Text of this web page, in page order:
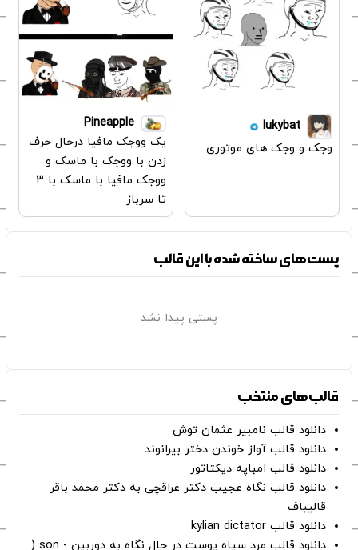
lukybat
وجک و وجک های موتوری
Pineapple
یک ووجک مافیا درحال حرف
زدن با ووجک با ماسک و
ووجک مافیا با ماسک با ۳
تا سرباز
پست‌های ساخته شده با این قالب
پستی پیدا نشد
قالب‌های منتخب
دانلود قالب نامبیر عثمان ‌توش
دانلود قالب آواز خوندن دختر بیرانوند
دانلود قالب امباپه دیکتاتور
دانلود قالب نگاه عجیب دکتر عراقچی به دکتر محمد باقر
قالیباف
دانلود قالب kylian dictator
دانلود قالب مرد سیاه پوست در حال نگاه به دوربین - son (